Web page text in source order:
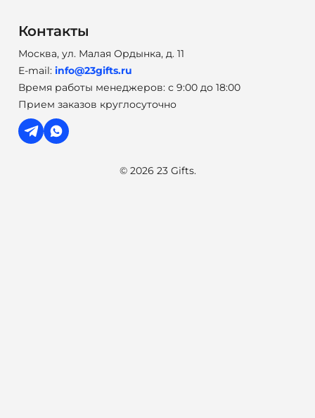
Контакты
Москва, ул. Малая Ордынка, д. 11
E-mail: info@23gifts.ru
Время работы менеджеров: с 9:00 до 18:00
Прием заказов круглосуточно
© 2026 23 Gifts.